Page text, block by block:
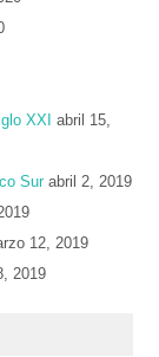
XXI
abril 15,
Sur abril 2, 2019
12, 2019
2019